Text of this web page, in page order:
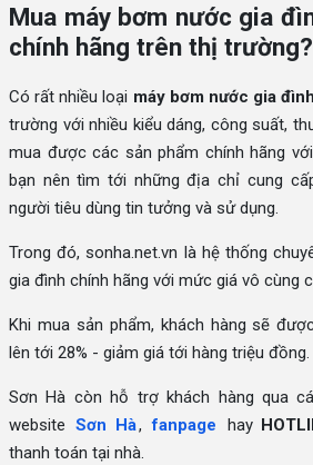
Mua máy bơm nước gia
chính hãng trên thị trường?
Có rất nhiều loại máy bơm nước gia đình
trường với nhiều kiểu dáng, công suất,
mua được các sản phẩm chính hãng
bạn nên tìm tới những địa chỉ cung
người tiêu dùng tin tưởng và sử dụng.
Trong đó, sonha.net.vn là hệ thống
gia đình chính hãng với mức giá vô cùng
Khi mua sản phẩm, khách hàng sẽ
lên tới 28% - giảm giá tới hàng triệu đồng.
Sơn Hà còn hỗ trợ khách hàng qua
website Sơn Hà, fanpage hay
thanh toán tại nhà.